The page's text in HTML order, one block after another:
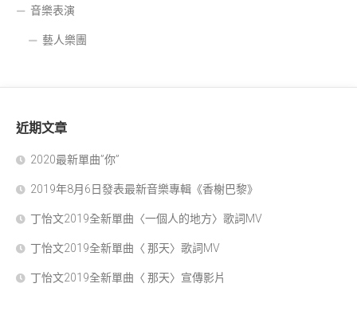
音樂表演
藝人樂團
近期文章
2020最新單曲”你”
2019年8月6日發表最新音樂專輯《香榭巴黎》
丁怡文2019全新單曲〈一個人的地方〉歌詞MV
丁怡文2019全新單曲〈 那天〉歌詞MV
丁怡文2019全新單曲〈 那天〉宣傳影片